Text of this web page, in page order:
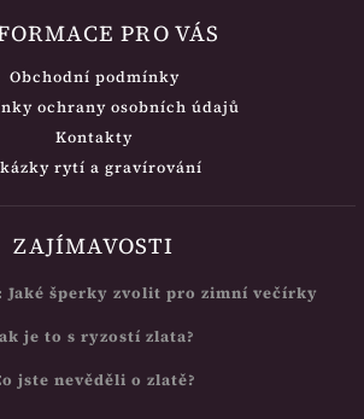
PRO VÁS
Obchodní podmínky
ochrany osobních údajů
Kontakty
rytí a gravírování
ZAJÍMAVOSTI
Jaké šperky zvolit pro zimní večírky
je to s ryzostí zlata?
jste nevěděli o zlatě?